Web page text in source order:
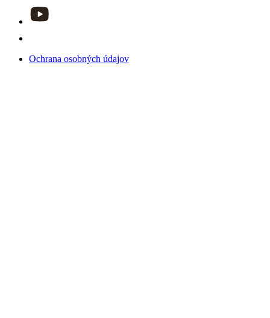
Ochrana osobných údajov